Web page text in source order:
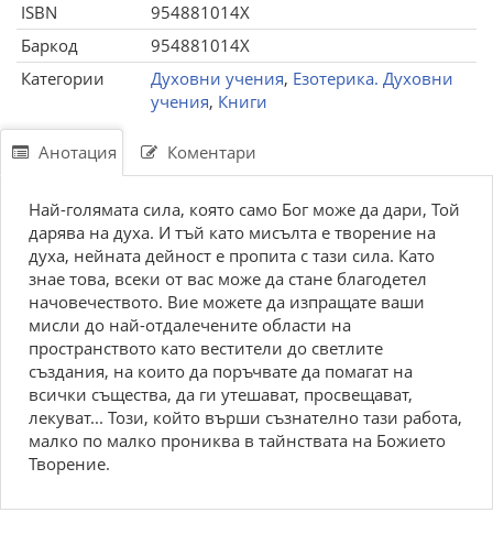
ISBN
954881014Х
Баркод
954881014Х
Категории
Духовни учения, Езотерика. Духовни
учения, Книги
Анотация Коментари
Най-голямата сила, която само Бог може да дари, Той
дарява на духа. И тъй като мисълта е творение на
духа, нейната дейност е пропита с тази сила. Като
знае това, всеки от вас може да стане благодетел
начовечеството. Вие можете да изпращате ваши
мисли до най-отдалечените области на
пространството като вестители до светлите
създания, на които да поръчвате да помагат на
всички същества, да ги утешават, просвещават,
лекуват... Този, който върши съзнателно тази работа,
малко по малко прониква в тайнствата на Божието
Творение.